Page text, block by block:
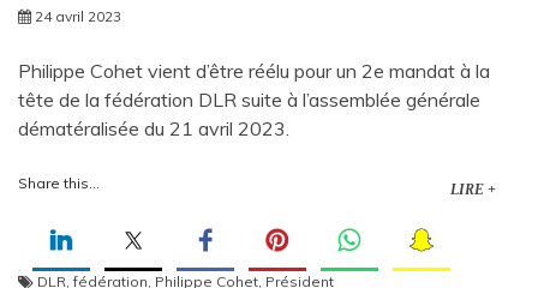
24 avril 2023
Philippe Cohet vient d’être réélu pour un 2e mandat à la
tête de la fédération DLR suite à l’assemblée générale
dématéralisée du 21 avril 2023.
Share this... LIRE +
DLR ,fédération Philippe Cohet Président